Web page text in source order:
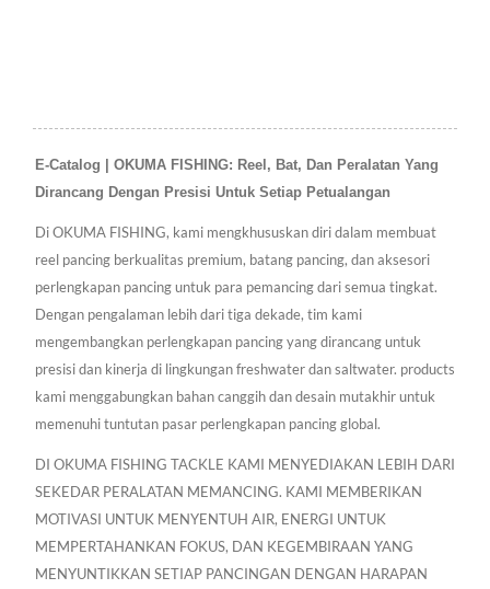
E-Catalog | OKUMA FISHING: Reel, Bat, Dan Peralatan Yang
Dirancang Dengan Presisi Untuk Setiap Petualangan
Di OKUMA FISHING, kami mengkhususkan diri dalam membuat
reel pancing berkualitas premium, batang pancing, dan aksesori
perlengkapan pancing untuk para pemancing dari semua tingkat.
Dengan pengalaman lebih dari tiga dekade, tim kami
mengembangkan perlengkapan pancing yang dirancang untuk
presisi dan kinerja di lingkungan freshwater dan saltwater. products
kami menggabungkan bahan canggih dan desain mutakhir untuk
memenuhi tuntutan pasar perlengkapan pancing global.
DI OKUMA FISHING TACKLE KAMI MENYEDIAKAN LEBIH DARI
SEKEDAR PERALATAN MEMANCING. KAMI MEMBERIKAN
MOTIVASI UNTUK MENYENTUH AIR, ENERGI UNTUK
MEMPERTAHANKAN FOKUS, DAN KEGEMBIRAAN YANG
MENYUNTIKKAN SETIAP PANCINGAN DENGAN HARAPAN